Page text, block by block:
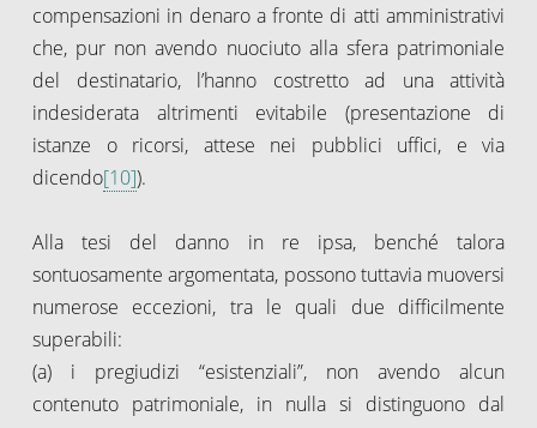
compensazioni in denaro a fronte di atti amministrativi
che, pur non avendo nuociuto alla sfera patrimoniale
del destinatario, l’hanno costretto ad una attività
indesiderata altrimenti evitabile (presentazione di
istanze o ricorsi, attese nei pubblici uffici, e via
dicendo[10]).
Alla tesi del danno in re ipsa, benché talora
sontuosamente argomentata, possono tuttavia muoversi
numerose eccezioni, tra le quali due difficilmente
superabili:
(a) i pregiudizi “esistenziali”, non avendo alcun
contenuto patrimoniale, in nulla si distinguono dal